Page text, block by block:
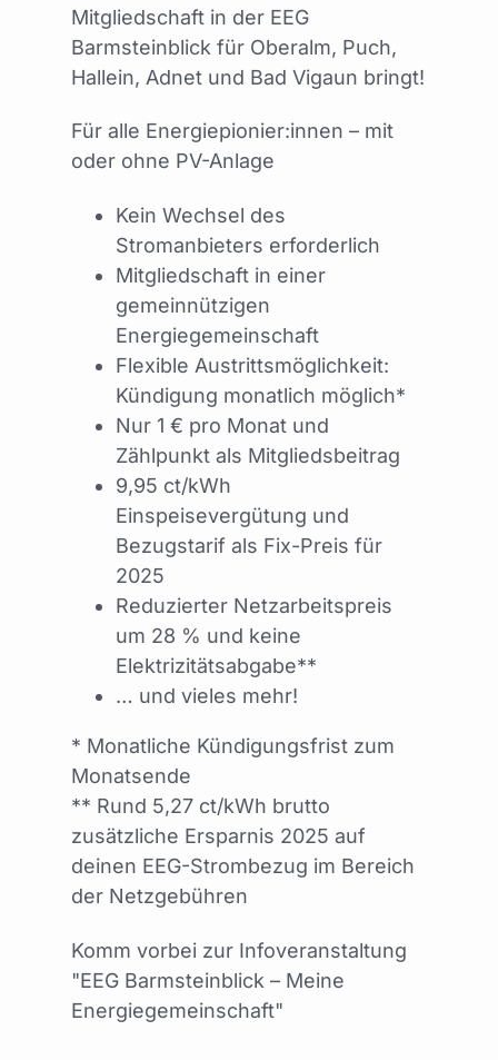
Mitgliedschaft in der EEG
Barmsteinblick für Oberalm, Puch,
Hallein, Adnet und Bad Vigaun bringt!
Für alle Energiepionier:innen – mit
oder ohne PV-Anlage
Kein Wechsel des
Stromanbieters erforderlich
Mitgliedschaft in einer
gemeinnützigen
Energiegemeinschaft
Flexible Austrittsmöglichkeit:
Kündigung monatlich möglich*
Nur 1 € pro Monat und
Zählpunkt als Mitgliedsbeitrag
9,95 ct/kWh
Einspeisevergütung und
Bezugstarif als Fix-Preis für
2025
Reduzierter Netzarbeitspreis
um 28 % und keine
Elektrizitätsabgabe**
… und vieles mehr!
* Monatliche Kündigungsfrist zum
Monatsende
** Rund 5,27 ct/kWh brutto
zusätzliche Ersparnis 2025 auf
deinen EEG-Strombezug im Bereich
der Netzgebühren
Komm vorbei zur Infoveranstaltung
"EEG Barmsteinblick – Meine
Energiegemeinschaft"